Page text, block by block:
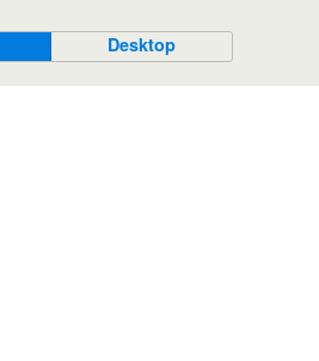
Desktop